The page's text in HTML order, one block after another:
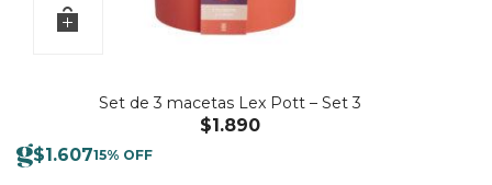
Set de 3 macetas Lex Pott – Set 3
$1.890
$1.60715% OFF